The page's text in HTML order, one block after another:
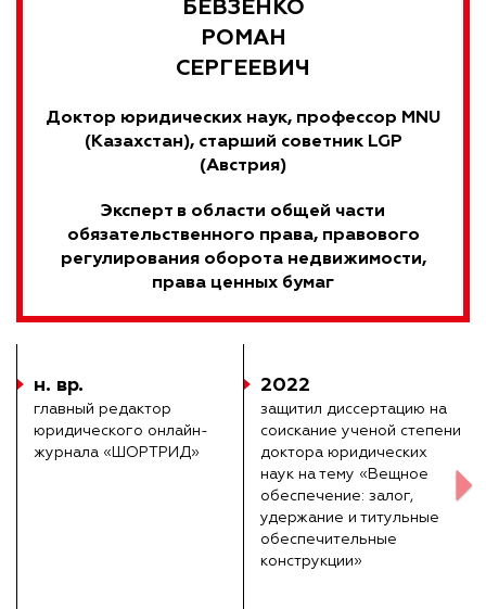
БЕВЗЕНКО
РОМАН
СЕРГЕЕВИЧ
Доктор юридических наук, профессор MNU
(Казахстан), старший cоветник LGP
(Австрия)
Эксперт в области общей части
обязательственного права, правового
регулирования оборота недвижимости,
права ценных бумаг
н. вр.
главный редактор
юридического онлайн-
журнала «ШОРТРИД»
2022
защитил диссертацию на
соискание ученой степени
доктора юридических
наук на тему «Вещное
обеспечение: залог,
удержание и титульные
обеспечительные
конструкции»